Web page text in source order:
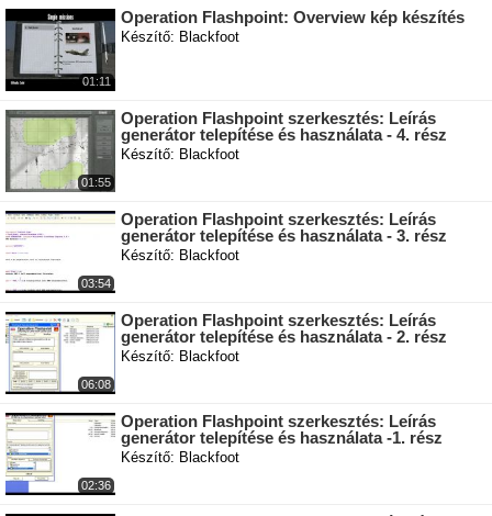
01:11
Operation Flashpoint: Overview kép készítés
Készítő: Blackfoot
01:55
Operation Flashpoint szerkesztés: Leírás
generátor telepítése és használata - 4. rész
Készítő: Blackfoot
03:54
Operation Flashpoint szerkesztés: Leírás
generátor telepítése és használata - 3. rész
Készítő: Blackfoot
06:08
Operation Flashpoint szerkesztés: Leírás
generátor telepítése és használata - 2. rész
Készítő: Blackfoot
02:36
Operation Flashpoint szerkesztés: Leírás
generátor telepítése és használata -1. rész
Készítő: Blackfoot